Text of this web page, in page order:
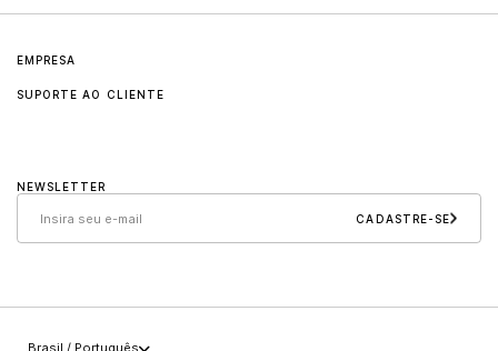
EMPRESA
Sollos
Carreira
SUPORTE AO CLIENTE
Cuidados e manutenção
Políticas
NEWSLETTER
CADASTRE-SE
Brasil / Português